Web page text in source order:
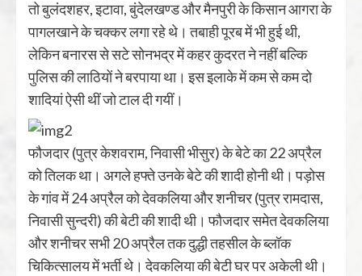
तो बुलंदशहर, इटावा, बुंदेलखण्‍ड और मैनपुरी के किसान आगरा के
पागलखाने के चक्‍कर लगा रहे थे। तबाही पूरब में भी हुई थी,
लेकिन बनारस से सटे सोनभद्र में कहर कुदरत ने नहीं बल्कि
पुलिस की लाठियों ने बरपाया था। इस इलाके में कम से कम दो
शादियां ऐसी थीं जो टाल दी गयीं।
फौजदार (पुत्र केशवराम, निवासी भीसुर) के बेटे का 22 अप्रैल
को तिलक था। अगले हफ्ते उनके बेटे की शादी होनी थी। पड़ोस
के गांव में 24 अप्रैल को देवकलिया और शनीचर (पुत्र रामदास,
निवासी सुन्‍दरी) की बेटी की शादी थी। फौजदार समेत देवकलिया
और शनीचर सभी 20 अप्रैल तक दुद्धी तहसील के ब्‍लॉक
चिकित्‍सालय में भर्ती थे। देवकलिया की बेटी घर पर अकेली थी।